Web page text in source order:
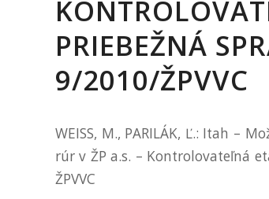
PRIEBEŽNÁ
9/2010/ŽPVVC
WEISS, M., PARILÁK, Ľ.: Itah –
rúr v ŽP a.s. – Kontrolovateľná
ŽPVVC